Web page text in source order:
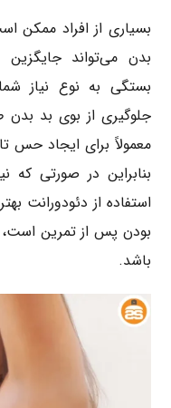
بسیاری از افراد ممکن
بدن می‌تواند
بستگی به نوع نیاز
جلوگیری از بوی بد
معمولاً برای ایجاد حس
بنابراین در صورتی که
استفاده از دئودورانت
بودن پس از تمرین است،
باشد.